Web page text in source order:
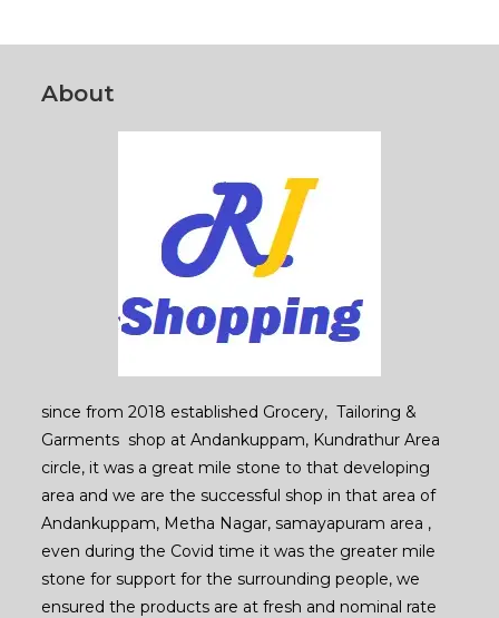
About
since from 2018 established Grocery, Tailoring &
Garments shop at Andankuppam, Kundrathur Area
circle, it was a great mile stone to that developing
area and we are the successful shop in that area of
Andankuppam, Metha Nagar, samayapuram area ,
even during the Covid time it was the greater mile
stone for support for the surrounding people, we
ensured the products are at fresh and nominal rate